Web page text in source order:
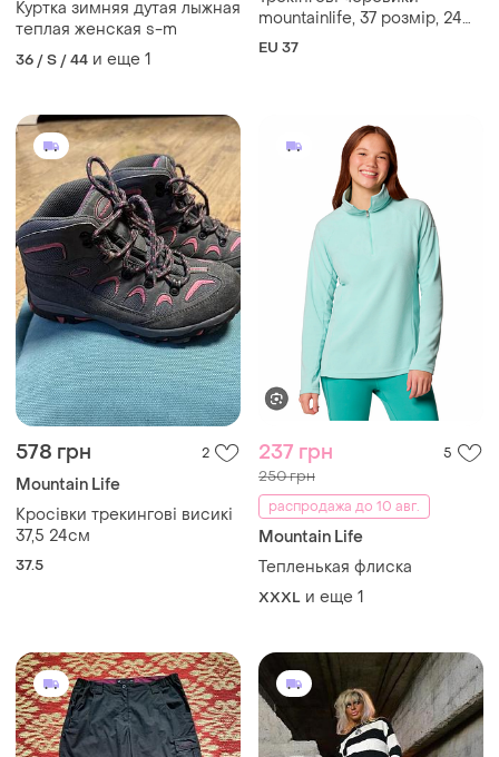
Куртка зимняя дутая лыжная
теплая женская s-m
36 / S / 44 и еще 1
mountainlife, 37 розмір, 24
см
EU 37
578 грн 2
Mountain Life
Кросівки трекингові висикі
37,5 24см
37.5
237 грн 5
250 грн
распродажа до 10 авг.
Mountain Life
Тепленькая флиска
XXXL и еще 1